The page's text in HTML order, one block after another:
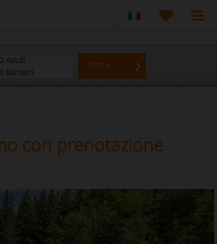
2 Adulti
0 Bambini
CERCA
con prenotazione